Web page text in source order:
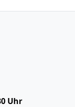
Uhr